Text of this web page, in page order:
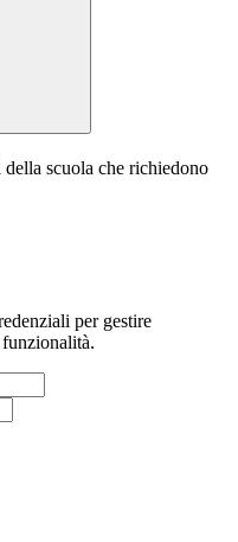
scuola che richiedono
per gestire